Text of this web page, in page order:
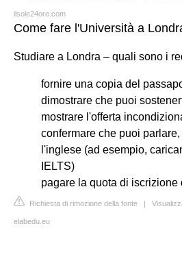
ilsole24ore.com
Come fare l'Università a
Studiare a Londra – quali sono i
fornire una copia del
dimostrare che puoi
mostrare l'offerta
confermare che puoi
l'inglese (ad esempio,
IELTS)
pagare la quota di iscrizione
Richiesta di rimozione della fonte |
elabedu.eu